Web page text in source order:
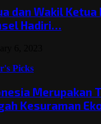
dan Wakil Ketua
Hadiri…
Picks
Merupakan
Kesuraman